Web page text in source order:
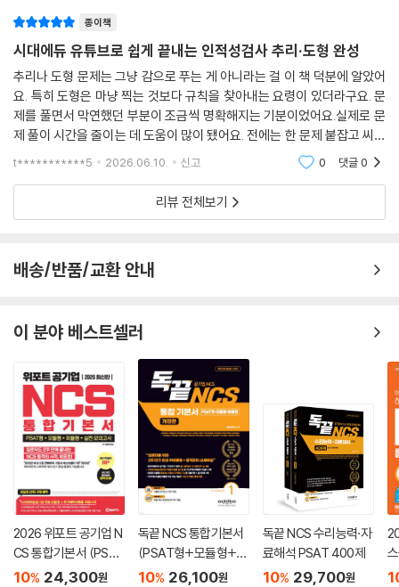
종이책
시대에듀 유튜브로 쉽게 끝내는 인적성검사 추리·도형 완성
추리나 도형 문제는 그냥 감으로 푸는 게 아니라는 걸 이 책 덕분에 알았어
요. 특히 도형은 마냥 찍는 것보다 규칙을 찾아내는 요령이 있더라구요. 문
제를 풀면서 막연했던 부분이 조금씩 명확해지는 기분이었어요.실제로 문
제 풀이 시간을 줄이는 데 도움이 많이 됐어요. 전에는 한 문제 붙잡고 씨름
하다가 시간 다 보냈는데, 여기 나온 풀이 팁들을 적용해보니 생각보다 빨
t***********5 2026.06.10. 신고 0 댓글0
리뷰 전체보기
배송/반품/교환 안내
이 분야 베스트셀러
2026 위포트 공기업 N
CS 통합기본서 (PSAT
형+모듈형+피듈형
10% 24,300원
독끝 NCS 통합기본서
(PSAT형+모듈형+피
듈형) 공기업 대비
10% 26,100원
독끝 NCS 수리능력·자
료해석 PSAT 400제
10% 29,700원